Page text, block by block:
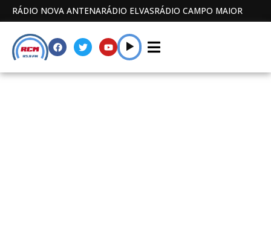
RÁDIO NOVA ANTENARÁDIO ELVASRÁDIO CAMPO MAIOR